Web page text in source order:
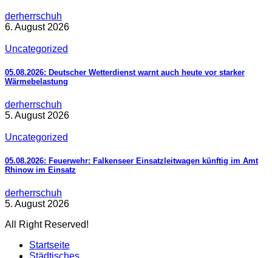
derherrschuh
6. August 2026
Uncategorized
05.08.2026: Deutscher Wetterdienst warnt auch heute vor starker
Wärmebelastung
derherrschuh
5. August 2026
Uncategorized
05.08.2026: Feuerwehr: Falkenseer Einsatzleitwagen künftig im Amt
Rhinow im Einsatz
derherrschuh
5. August 2026
All Right Reserved!
Startseite